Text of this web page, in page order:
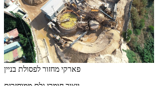
פארקי מחזור לפסולת בניין